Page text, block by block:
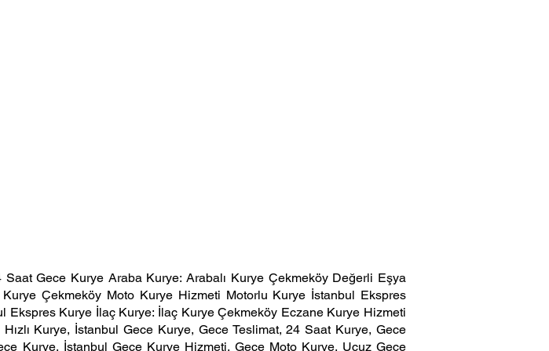
Gece Kurye Araba Kurye: Arabalı Kurye Çekmeköy Değerli Eşya
KuryeÇekmeköy Moto Kurye Hizmeti Motorlu Kurye İstanbul Ekspres
Ekspres Kurye İlaç Kurye: İlaç Kurye Çekmeköy Eczane Kurye Hizmeti
Kurye, İstanbul Gece Kurye, Gece Teslimat, 24 Saat Kurye, Gece
Kurye, İstanbul Gece Kurye Hizmeti, Gece Moto Kurye, Ucuz Gece